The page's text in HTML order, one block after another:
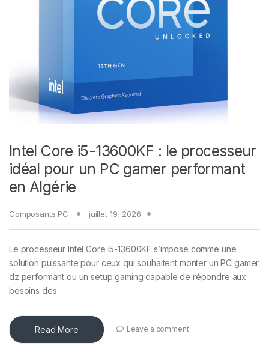
Intel Core i5-13600KF : le processeur
idéal pour un PC gamer performant
en Algérie
Composants PC juillet 19, 2026
Le processeur Intel Core i5-13600KF s’impose comme une
solution puissante pour ceux qui souhaitent monter un PC gamer
dz performant ou un setup gaming capable de répondre aux
besoins des
Read More Leave a comment